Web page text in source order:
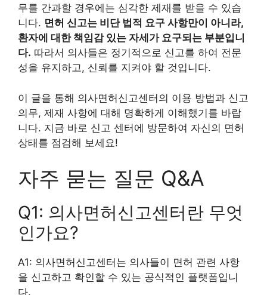
무를 간과할 경우에는 심각한 제재를 받을 수 있습
니다. 면허 신고는 비단 법적 요구 사항만이 아니라,
환자에 대한 책임감 있는 자세가 요구되는 부분입니
다. 따라서 의사들은 정기적으로 신고를 하여 전문
성을 유지하고, 신뢰를 지켜야 할 것입니다.
이 글을 통해 의사면허신고센터의 이용 방법과 신고
의무, 제재 사항에 대해 명확하게 이해했기를 바랍
니다. 지금 바로 신고 센터에 방문하여 자신의 면허
상태를 점검해 보세요!
자주 묻는 질문 Q&A
Q1: 의사면허신고센터란 무엇
인가요?
A1: 의사면허신고센터는 의사들이 면허 관련 사항
을 신고하고 확인할 수 있는 공식적인 플랫폼입니
다.